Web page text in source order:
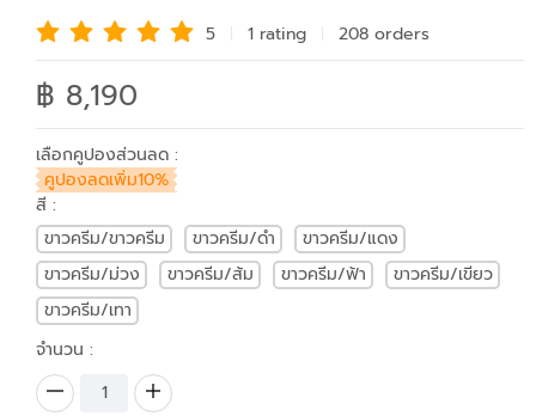
5 1 rating 208 orders
฿ 8,190
เลือกคูปองส่วนลด :
คูปองลดเพิ่ม10%
สี :
ขาวครีม/ขาวครีม
ขาวครีม/ดำ
ขาวครีม/แดง
ขาวครีม/ม่วง
ขาวครีม/ส้ม ขาวครีม/ฟ้า
ขาวครีม/เขียว
ขาวครีม/เทา
จำนวน :